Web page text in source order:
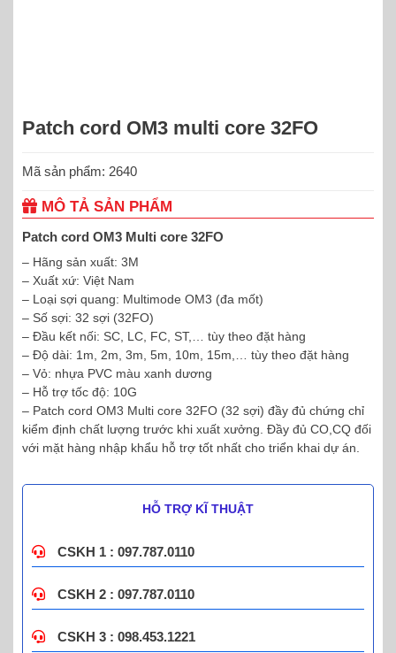
Patch cord OM3 multi core 32FO
Mã sản phẩm: 2640
MÔ TẢ SẢN PHẨM
Patch cord OM3 Multi core 32FO
– Hãng sản xuất: 3M
– Xuất xứ: Việt Nam
– Loại sợi quang: Multimode OM3 (đa mốt)
– Số sợi: 32 sợi (32FO)
– Đầu kết nối: SC, LC, FC, ST,… tùy theo đặt hàng
– Độ dài: 1m, 2m, 3m, 5m, 10m, 15m,… tùy theo đặt hàng
– Vỏ: nhựa PVC màu xanh dương
– Hỗ trợ tốc độ: 10G
– Patch cord OM3 Multi core 32FO (32 sợi) đầy đủ chứng chỉ
kiểm định chất lượng trước khi xuất xưởng. Đầy đủ CO,CQ đối
với mặt hàng nhập khẩu hỗ trợ tốt nhất cho triển khai dự án.
HỖ TRỢ KĨ THUẬT
CSKH 1 : 097.787.0110
CSKH 2 : 097.787.0110
CSKH 3 : 098.453.1221